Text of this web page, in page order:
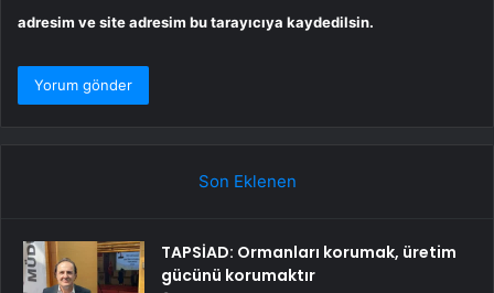
adresim ve site adresim bu tarayıcıya kaydedilsin.
Son Eklenen
TAPSİAD: Ormanları korumak, üretim
gücünü korumaktır